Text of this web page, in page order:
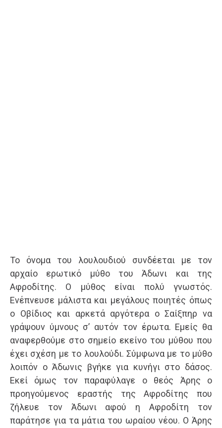
Το όνομα του λουλουδιού συνδέεται με τον
αρχαίο ερωτικό μύθο του Άδωνι και της
Αφροδίτης. Ο μύθος είναι πολύ γνωστός.
Ενέπνευσε μάλιστα και μεγάλους ποιητές όπως
ο Οβίδιος και αρκετά αργότερα ο Σαίξπηρ να
γράψουν ύμνους σ’ αυτόν τον έρωτα. Εμείς θα
αναφερθούμε στο σημείο εκείνο του μύθου που
έχει σχέση με το λουλούδι. Σύμφωνα με το μύθο
λοιπόν ο Άδωνις βγήκε για κυνήγι στο δάσος.
Εκεί όμως τον παραφύλαγε ο θεός Άρης ο
προηγούμενος εραστής της Αφροδίτης που
ζήλευε τον Άδωνι αφού η Αφροδίτη τον
παράτησε για τα μάτια του ωραίου νέου. Ο Άρης